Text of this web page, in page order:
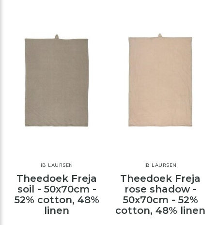
IB LAURSEN
Theedoek Freja
soil - 50x70cm -
52% cotton, 48%
linen
IB LAURSEN
Theedoek Freja
rose shadow -
50x70cm - 52%
cotton, 48% linen